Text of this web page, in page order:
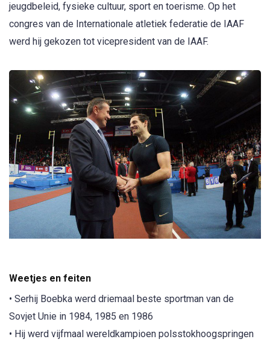
jeugdbeleid, fysieke cultuur, sport en toerisme. Op het
congres van de Internationale atletiek federatie de IAAF
werd hij gekozen tot vicepresident van de IAAF.
Weetjes en feiten
• Serhij Boebka werd driemaal beste sportman van de
Sovjet Unie in 1984, 1985 en 1986
• Hij werd vijfmaal wereldkampioen polsstokhoogspringen